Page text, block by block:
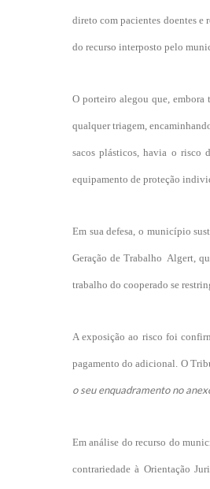
direto com pacientes doentes e
do recurso interposto pelo
O porteiro alegou que, embora
qualquer triagem,
sacos plásticos, havia o risco
equipamento de proteção
Em sua defesa, o município
Geração de Trabalho  Algert,
trabalho do cooperado se
A exposição ao risco foi
pagamento do adicional. O
o seu enquadramento no
Em análise do recurso do
contrariedade à Orientação